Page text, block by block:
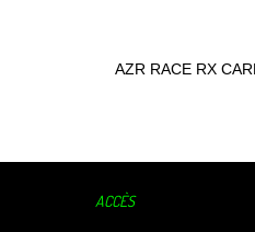
Ajouter au
AZR RACE RX
ACCÈS